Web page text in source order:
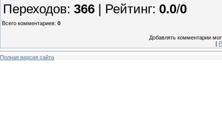
Переходов: 366 | Рейтинг: 0.0/0
Всего комментариев: 0
Добавлять комментарии
[
Полная версия сайта